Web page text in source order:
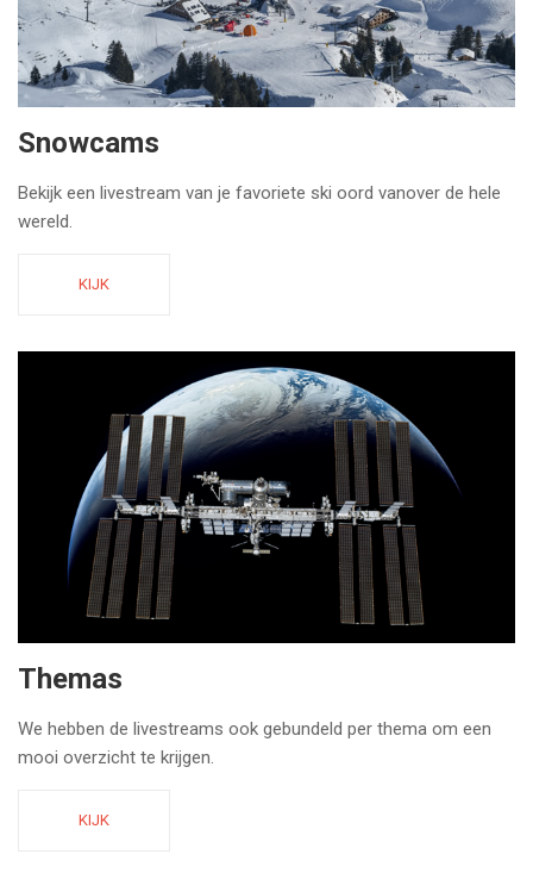
Snowcams
Bekijk een livestream van je favoriete ski oord vanover de hele
wereld.
KIJK
Themas
We hebben de livestreams ook gebundeld per thema om een
mooi overzicht te krijgen.
KIJK